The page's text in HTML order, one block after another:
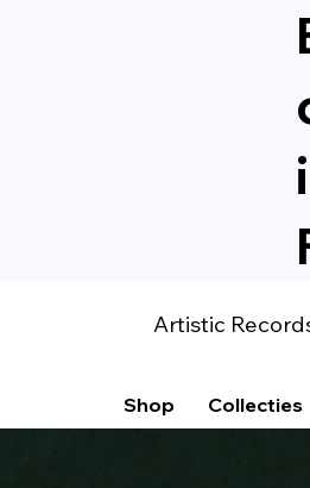
Artistic
Shop Collecties